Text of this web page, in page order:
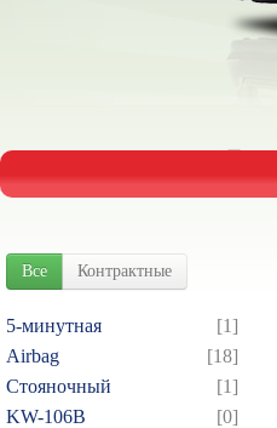
Все Контрактные
5-минутная
[1]
Airbag
[18]
Cтояночный
[1]
KW-106B
[0]